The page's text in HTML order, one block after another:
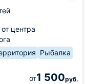
центра
Рыбалка
от1 500руб.